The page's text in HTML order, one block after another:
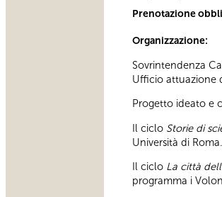
Prenotazione
Organizzazione:
Sovrintendenza
Ufficio attuazione
Progetto ideato e
Il ciclo Storie di
Università di Roma.
Il ciclo La città
programma i